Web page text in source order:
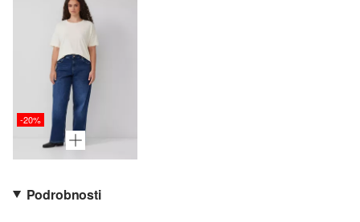
-20%
Podrobnosti